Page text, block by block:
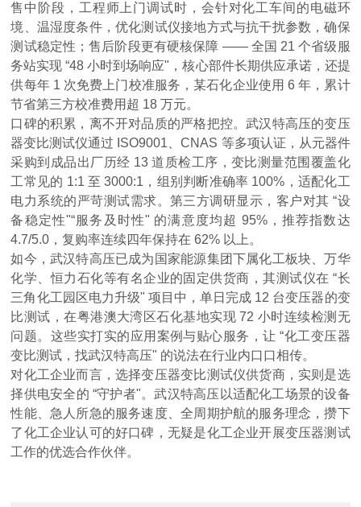
售中阶段，工程师上门调试时，会针对化工车间的电磁环
境、温湿度条件，优化测试仪接地方式与抗干扰参数，确保
测试稳定性；售后阶段更有硬核保障 —— 全国 21 个省级服
务站实现 “48 小时到场响应"，核心部件长期供应承诺，还提
供每年 1 次免费上门校准服务，某石化企业使用 6 年，累计
节省第三方校准费用超 18 万元。
口碑的积累，离不开对品质的严格把控。武汉特高压的变压
器变比测试仪通过 ISO9001、CNAS 等多项认证，从元器件
采购到成品出厂历经 13 道质检工序，变比测量范围覆盖化
工常见的 1:1 至 3000:1，组别判断准确率 100%，适配化工
电力系统的严苛测试需求。第三方调研显示，客户对其 “设
备稳定性"“服务及时性" 的满意度均超 95%，推荐指数达
4.7/5.0，复购率连续四年保持在 62% 以上。
如今，武汉特高压已成为国家能源集团下属化工板块、万华
化学、恒力石化等有名企业的固定供货商，其测试仪在 “长
三角化工园区电力升级" 项目中，单日完成 12 台变压器的变
比测试，在粤港澳大湾区石化基地实现 72 小时连续检测无
问题。这些实打实的应用案例与贴心服务，让 “化工变压器
变比测试，找武汉特高压" 的说法在行业内口口相传。
对化工企业而言，选择变压器变比测试仪供货商，实则是选
择供电安全的 “守护者"。武汉特高压以适配化工场景的设备
性能、急人所急的服务速度、全周期护航的服务理念，攒下
了化工企业认可的好口碑，无疑是化工企业开展变压器测试
工作的优选合作伙伴。